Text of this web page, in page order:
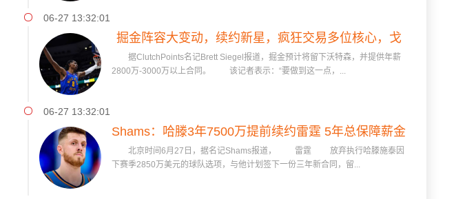
06-27 13:32:01
掘金阵容大变动，续约新星，疯狂交易多位核心，戈
登约翰逊或离队
据ClutchPoints名记Brett Siegel报道，掘金预计将留下沃特森，并提供年薪
2800万-3000万以上合同。 该记者表示：“要做到这一点，...
06-27 13:32:01
Shams：哈滕3年7500万提前续约雷霆 5年总保障薪金
1.34亿
北京时间6月27日，据名记Shams报道， 雷霆 放弃执行哈滕施泰因
下赛季2850万美元的球队选项，与他计划签下一份三年新合同，留...